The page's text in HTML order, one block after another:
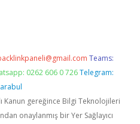
Teams:
0262 606 0 726 Telegram:
Kanun gereğince Bilgi Teknolojileri
onaylanmış bir Yer Sağlayıcı